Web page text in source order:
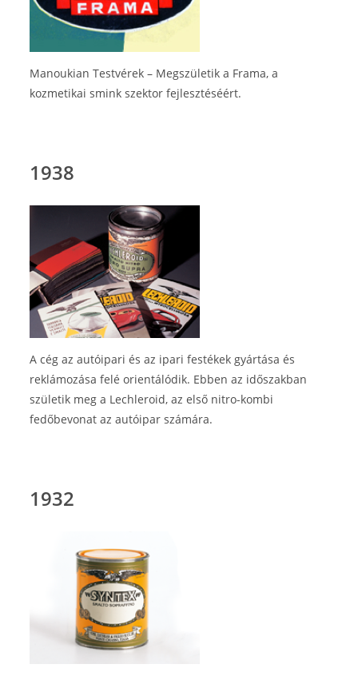
Manoukian Testvérek – Megszületik a Frama, a
kozmetikai smink szektor fejlesztéséért.
1938
A cég az autóipari és az ipari festékek gyártása és
reklámozása felé orientálódik. Ebben az időszakban
születik meg a Lechleroid, az első nitro-kombi
fedőbevonat az autóipar számára.
1932